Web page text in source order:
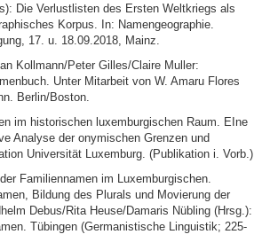
Die Verlustlisten des Ersten Weltkriegs als
Korpus. In: Namengeographie.
17. u. 18.09.2018, Mainz.
Kollmann/Peter Gilles/Claire Muller:
Unter Mitarbeit von W. Amaru Flores
Berlin/Boston.
im historischen luxemburgischen Raum. EIne
Analyse der onymischen Grenzen und
Universität Luxemburg. (Publikation i. Vorb.)
Familiennamen im Luxemburgischen.
Bildung des Plurals und Movierung der
Debus/Rita Heuse/Damaris Nübling (Hrsg.):
Tübingen (Germanistische Linguistik; 225-